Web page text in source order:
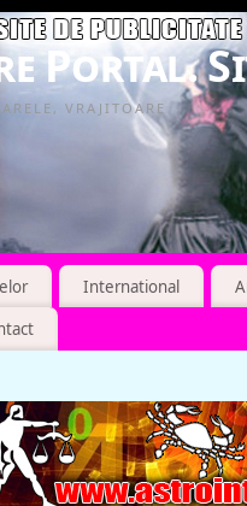
Portal.
VRAJITOARE
International